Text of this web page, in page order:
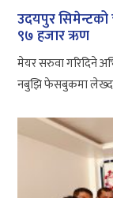
उदयपुर
९७ हजार ऋण
मेयर सरुवा गरिदिने
नबुझि फेसबुकमा लेख्दा